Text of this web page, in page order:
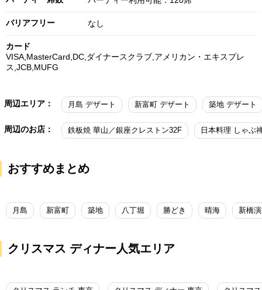
バリアフリー なし
カード
VISA,MasterCard,DC,ダイナースクラブ,アメリカン・エキスプレ
ス,JCB,MUFG
周辺エリア： 月島 デザート 新富町 デザート 築地 デザート
周辺のお店： 鉄板焼 華山／銀座クレストン32F
おすすめまとめ
月島 新富町 築地 八丁堀 勝どき 晴海 新橋
クリスマス ディナー人気エリア